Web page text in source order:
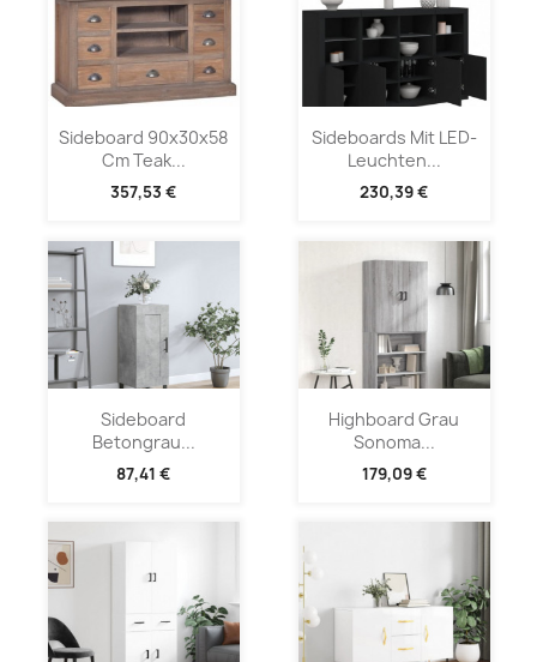
Sideboard 90x30x58
Cm Teak...
357,53 €
Sideboards Mit LED-
Leuchten...
230,39 €
Sideboard
Betongrau...
87,41 €
Highboard Grau
Sonoma...
179,09 €